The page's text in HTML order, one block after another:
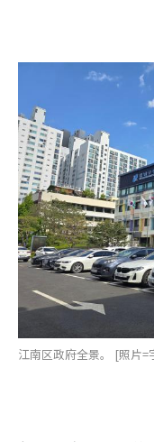
江南区政府全景。 [照片=